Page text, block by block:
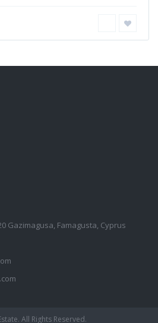
Gazimagusa, Famagusta, Cyprus
All Rights Reserved.